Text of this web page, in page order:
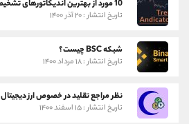
10 مورد از بهترین اندیکاتورهای تشخیص روند
تاریخ انتشار : ۲۰ آذر ۱۴۰۰
شبکه BSC چیست؟
تاریخ انتشار : ۱۸ مرداد ۱۴۰۰
نظر مراجع تقلید در خصوص ارز دیجیتال
تاریخ انتشار : ۱۵ اسفند ۱۴۰۰